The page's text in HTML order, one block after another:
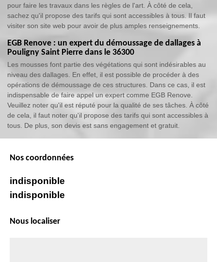
pour faire les travaux dans les règles de l'art. À côté de cela,
sachez qu'il propose des tarifs qui sont accessibles à tous. Il faut
visiter son site web pour avoir de plus amples renseignements.
EGB Renove : un expert du démoussage de dallages à
Pouligny Saint Pierre dans le 36300
Les mousses font partie des végétations qui sont indésirables au
niveau des dallages. En effet, il est possible de procéder à des
opérations de démoussage de ces structures. Dans ce cas, il est
indispensable de faire appel un expert comme EGB Renove.
Veuillez noter qu'il est réputé pour la qualité de ses tâches. À côté
de cela, il faut noter qu'il propose des tarifs qui sont accessibles à
tous. De plus, son devis est sans engagement et gratuit.
Nos coordonnées
indisponible
indisponible
Nous localiser